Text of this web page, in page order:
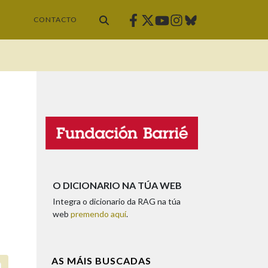
CONTACTO Facebook
Twitter
Youtube
Instagram
Bluesky
O DICIONARIO NA TÚA WEB
Integra o dicionario da RAG na túa
web premendo aquí.
AS MÁIS BUSCADAS